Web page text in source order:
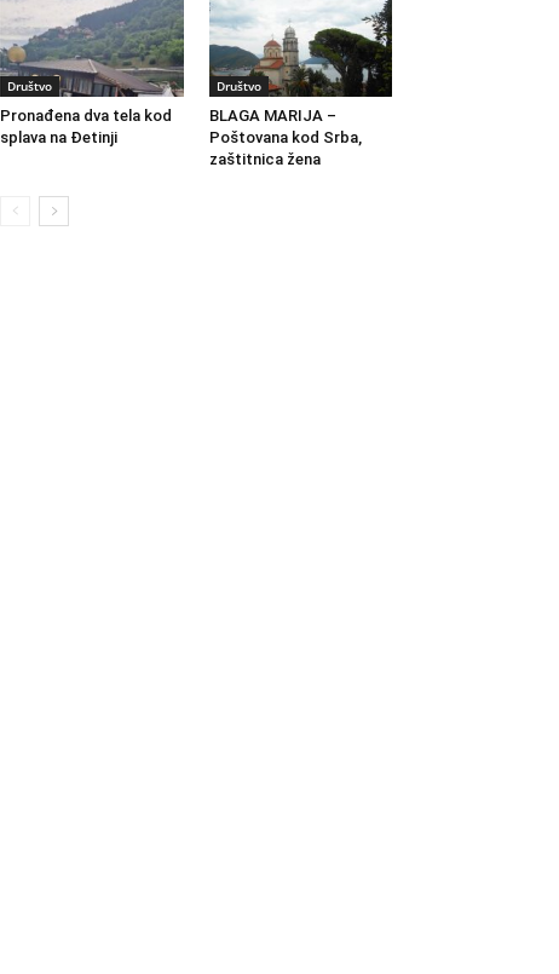
Društvo
Pronađena dva tela kod
splava na Đetinji
Društvo
BLAGA MARIJA –
Poštovana kod Srba,
zaštitnica žena